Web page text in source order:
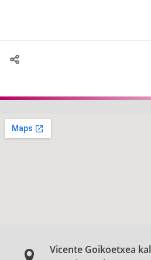
Vicente Goikoetxea